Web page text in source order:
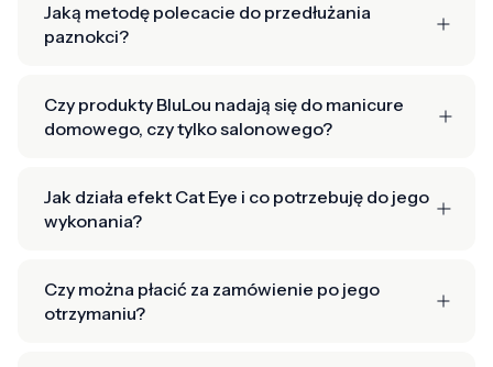
Jaką metodę polecacie do przedłużania
paznokci?
Czy produkty BluLou nadają się do manicure
domowego, czy tylko salonowego?
Jak działa efekt Cat Eye i co potrzebuję do jego
wykonania?
Czy można płacić za zamówienie po jego
otrzymaniu?